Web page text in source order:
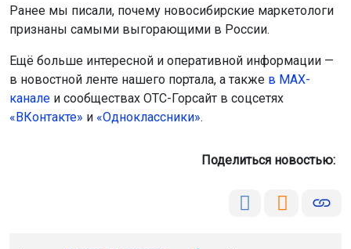
Ранее мы писали, почему новосибирские маркетологи
признаны самыми выгорающими в России.
Ещё больше интересной и оперативной информации —
в новостной ленте нашего портала, а также в МАХ-
канале и сообществах ОТС-Горсайт в соцсетях
«ВКонтакте» и «Одноклассники».
Поделиться новостью: